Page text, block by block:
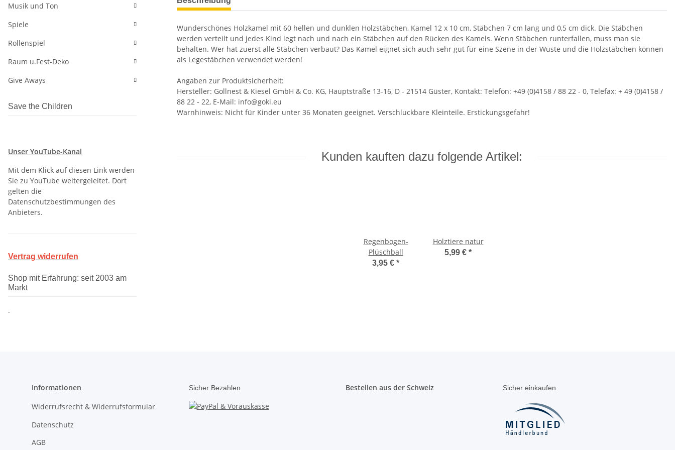
Wunderschönes Holzkamel mit 60 hellen und dunklen Holzstäbchen, Kamel 12 x 10 cm, Stäbchen 7 cm lang und 0,5 cm dick. Die Stäbchen
werden verteilt und jedes Kind legt nach und nach ein Stäbchen auf den Rücken des Kamels. Wenn Stäbchen runterfallen, muss man sie
behalten. Wer hat zuerst alle Stäbchen verbaut? Das Kamel eignet sich auch sehr gut für eine Szene in der Wüste und die Holzstäbchen können
als Legestäbchen verwendet werden!
Angaben zur Produktsicherheit:
Hersteller: Gollnest & Kiesel GmbH & Co. KG, Hauptstraße 13-16, D - 21514 Güster, Kontakt: Telefon: +49 (0)4158 / 88 22 - 0, Telefax: + 49 (0)4158 /
88 22 - 22, E-Mail: info@goki.eu
Warnhinweis: Nicht für Kinder unter 36 Monaten geeignet. Verschluckbare Kleinteile. Erstickungsgefahr!
Kunden kauften dazu folgende Artikel:
Regenbogen-
Plüschball
3,95 € *
Holztiere natur
5,99 € *
Musik und Ton
Spiele
Rollenspiel
Raum u.Fest-Deko
Give Aways
Save the Children
Unser YouTube-Kanal
Mit dem Klick auf diesen Link werden
Sie zu YouTube weitergeleitet. Dort
gelten die
Datenschutzbestimmungen des
Anbieters.
Vertrag widerrufen
Shop mit Erfahrung: seit 2003 am
Markt
.
Informationen
Widerrufsrecht & Widerrufsformular
Datenschutz
AGB
Sicher Bezahlen Bestellen aus der Schweiz Sicher einkaufen